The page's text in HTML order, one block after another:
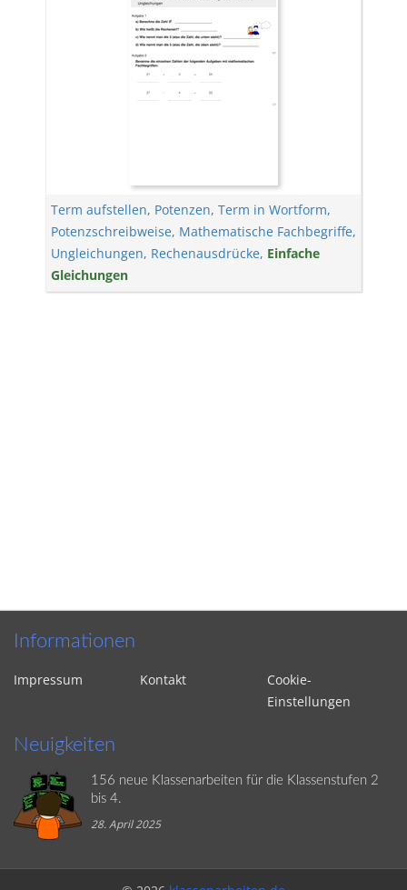
Term aufstellen, Potenzen, Term in Wortform,
Potenzschreibweise, Mathematische Fachbegriffe,
Ungleichungen, Rechenausdrücke, Einfache
Gleichungen
Informationen
Impressum Kontakt
Cookie-
Einstellungen
Neuigkeiten
156 neue Klassenarbeiten für die Klassenstufen 2
bis 4.
28. April 2025